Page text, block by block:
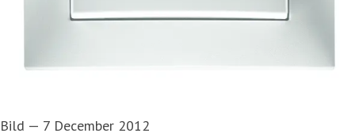
Bild — 7 December 2012